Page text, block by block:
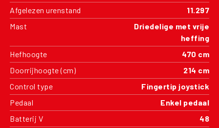
Afgelezen urenstand
11.297
Mast
Driedelige met vrije
heffing
Hefhoogte
470 cm
Doorrijhoogte (cm)
214 cm
Control type
Fingertip joystick
Pedaal
Enkel pedaal
Batterij V
48